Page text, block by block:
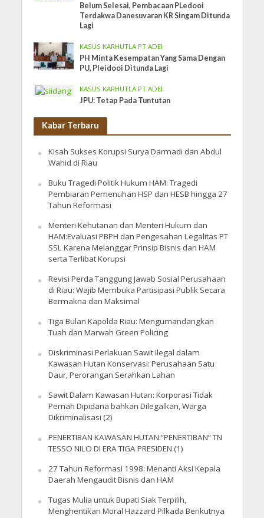
Belum Selesai, Pembacaan PLedooi
Terdakwa Danesuvaran KR Singam Ditunda
Lagi
KASUS KARHUTLA PT ADEI
PH Minta Kesempatan Yang Sama Dengan
PU, Pleidooi Ditunda Lagi
KASUS KARHUTLA PT ADEI
JPU: Tetap Pada Tuntutan
Kabar Terbaru
Kisah Sukses Korupsi Surya Darmadi dan Abdul
Wahid di Riau
Buku Tragedi Politik Hukum HAM: Tragedi
Pembiaran Pemenuhan HSP dan HESB hingga 27
Tahun Reformasi
Menteri Kehutanan dan Menteri Hukum dan
HAM:Evaluasi PBPH dan Pengesahan Legalitas PT
SSL Karena Melanggar Prinsip Bisnis dan HAM
serta Terlibat Korupsi
Revisi Perda Tanggung Jawab Sosial Perusahaan
di Riau: Wajib Membuka Partisipasi Publik Secara
Bermakna dan Maksimal
Tiga Bulan Kapolda Riau: Mengumandangkan
Tuah dan Marwah Green Policing
Diskriminasi Perlakuan Sawit Ilegal dalam
Kawasan Hutan Konservasi: Perusahaan Satu
Daur, Perorangan Serahkan Lahan
Sawit Dalam Kawasan Hutan: Korporasi Tidak
Pernah Dipidana bahkan Dilegalkan, Warga
Dikriminalisasi (2)
PENERTIBAN KAWASAN HUTAN:”PENERTIBAN” TN
TESSO NILO DI ERA TIGA PRESIDEN (1)
27 Tahun Reformasi 1998: Menanti Aksi Kepala
Daerah Mengaudit Bisnis dan HAM
Tugas Mulia untuk Bupati Siak Terpilih,
Menghentikan Moral Hazzard Pilkada Berikutnya